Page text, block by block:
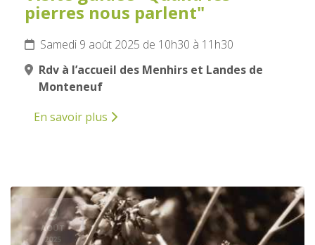
pierres nous parlent"
Samedi 9 août 2025 de 10h30 à 11h30
Rdv à l’accueil des Menhirs et Landes de
Monteneuf
En savoir plus
9
AOÛT
2025